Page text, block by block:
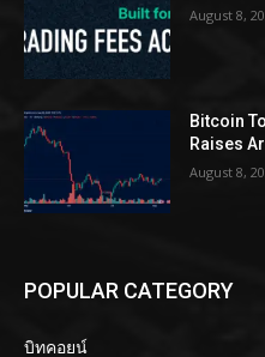
August 8,
Bitcoin
Raises
August 8,
POPULAR CATEGORY
บิทคอยน์